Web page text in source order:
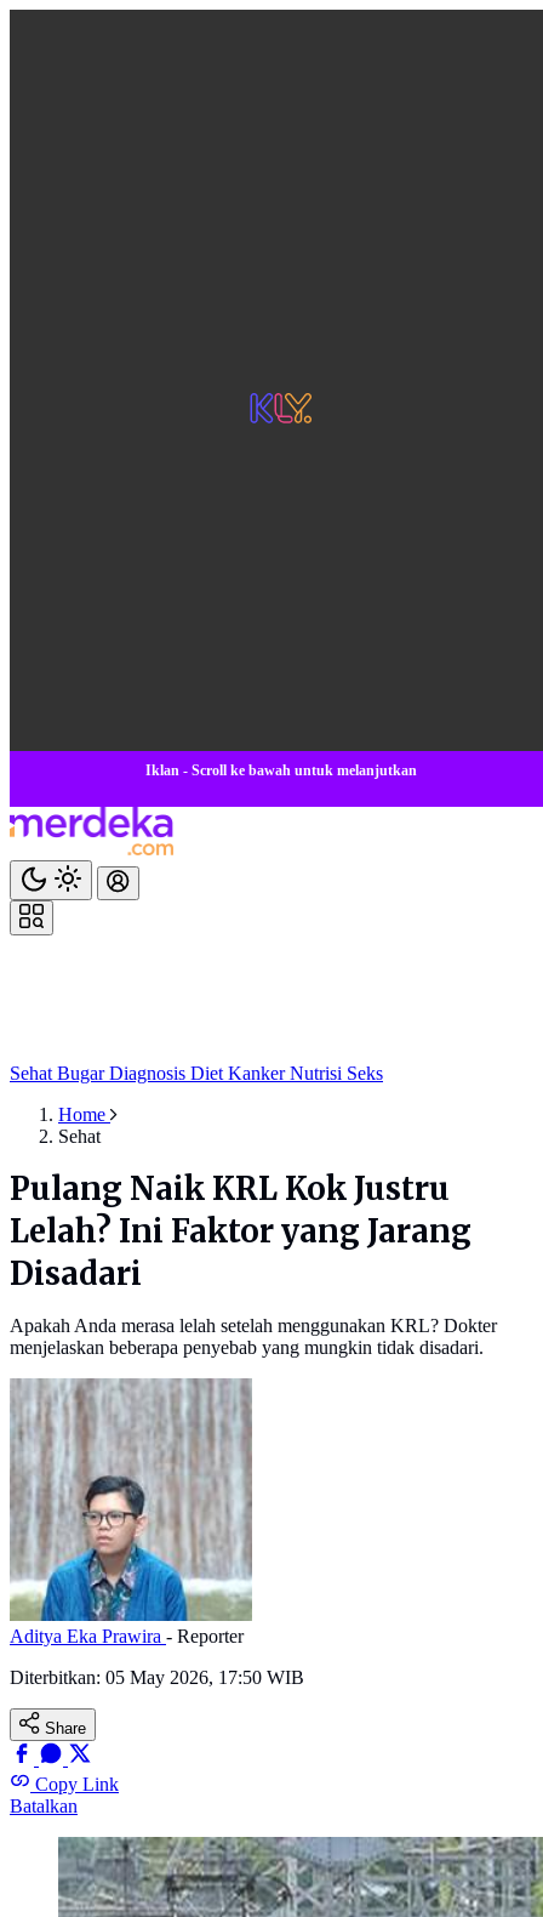
Iklan - Scroll ke bawah untuk melanjutkan
Sehat BugarDiagnosis Diet KankerNutrisi Seks
Home
Sehat
Pulang Naik KRL Kok Justru
Lelah? Ini Faktor yang Jarang
Disadari
Apakah Anda merasa lelah setelah menggunakan KRL? Dokter
menjelaskan beberapa penyebab yang mungkin tidak disadari.
Aditya Eka Prawira - Reporter
Diterbitkan: 05 May 2026, 17:50 WIB
Share
Copy Link
Batalkan